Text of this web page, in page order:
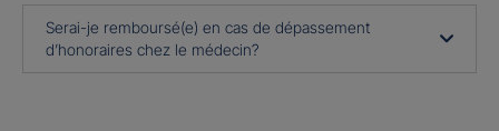
Serai-je remboursé(e) en cas de dépassement
d’honoraires chez le médecin?